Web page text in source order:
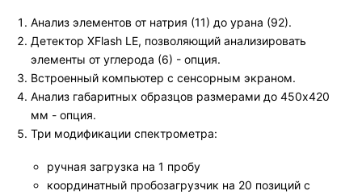
Анализ элементов от натрия (11) до урана (92).
Детектор XFlash LE, позволяющий анализировать
элементы от углерода (6) - опция.
Встроенный компьютер с сенсорным экраном.
Анализ габаритных образцов размерами до 450х420
мм - опция.
Три модификации спектрометра:
ручная загрузка на 1 пробу
координатный пробозагрузчик на 20 позиций с